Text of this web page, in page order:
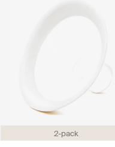
2-pack